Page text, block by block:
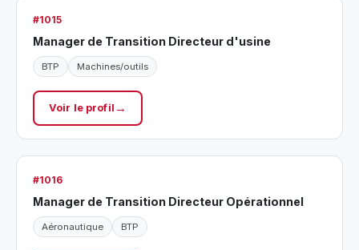
#1015
Manager de Transition Directeur d'usine
BTP Machines/outils
Voir le profil
#1016
Manager de Transition Directeur Opérationnel
Aéronautique BTP